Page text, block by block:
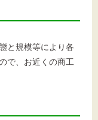
と規模等により各
で、お近くの商工